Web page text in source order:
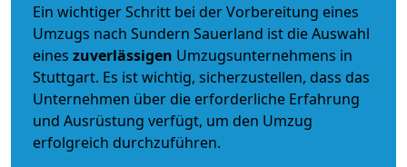
Ein wichtiger Schritt bei der Vorbereitung eines
Umzugs nach Sundern Sauerland ist die Auswahl
eines zuverlässigen Umzugsunternehmens in
Stuttgart. Es ist wichtig, sicherzustellen, dass das
Unternehmen über die erforderliche Erfahrung
und Ausrüstung verfügt, um den Umzug
erfolgreich durchzuführen.